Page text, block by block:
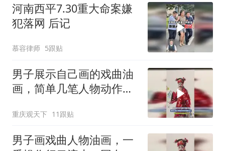
河南西平7.30重大命案嫌
犯落网 后记
慕容律师 5跟贴
男子展示自己画的戏曲油
画，简单几笔人物动作突
重庆观天下 11跟贴
男子画戏曲人物油画，一